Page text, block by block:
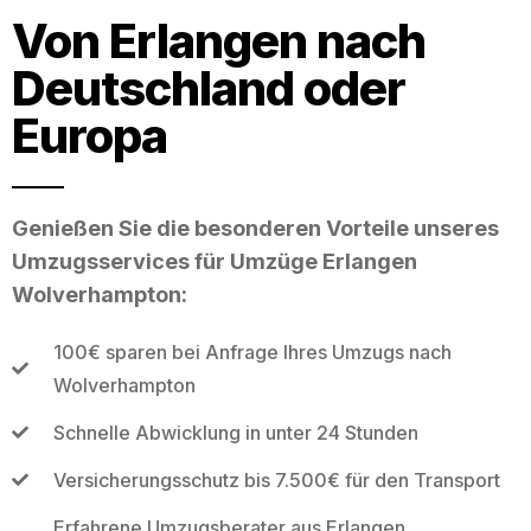
Von Erlangen nach
Deutschland oder
Europa
Genießen Sie die besonderen Vorteile unseres
Umzugsservices für Umzüge Erlangen
Wolverhampton:
100€ sparen bei Anfrage Ihres Umzugs nach
Wolverhampton
Schnelle Abwicklung in unter 24 Stunden
Versicherungsschutz bis 7.500€ für den Transport